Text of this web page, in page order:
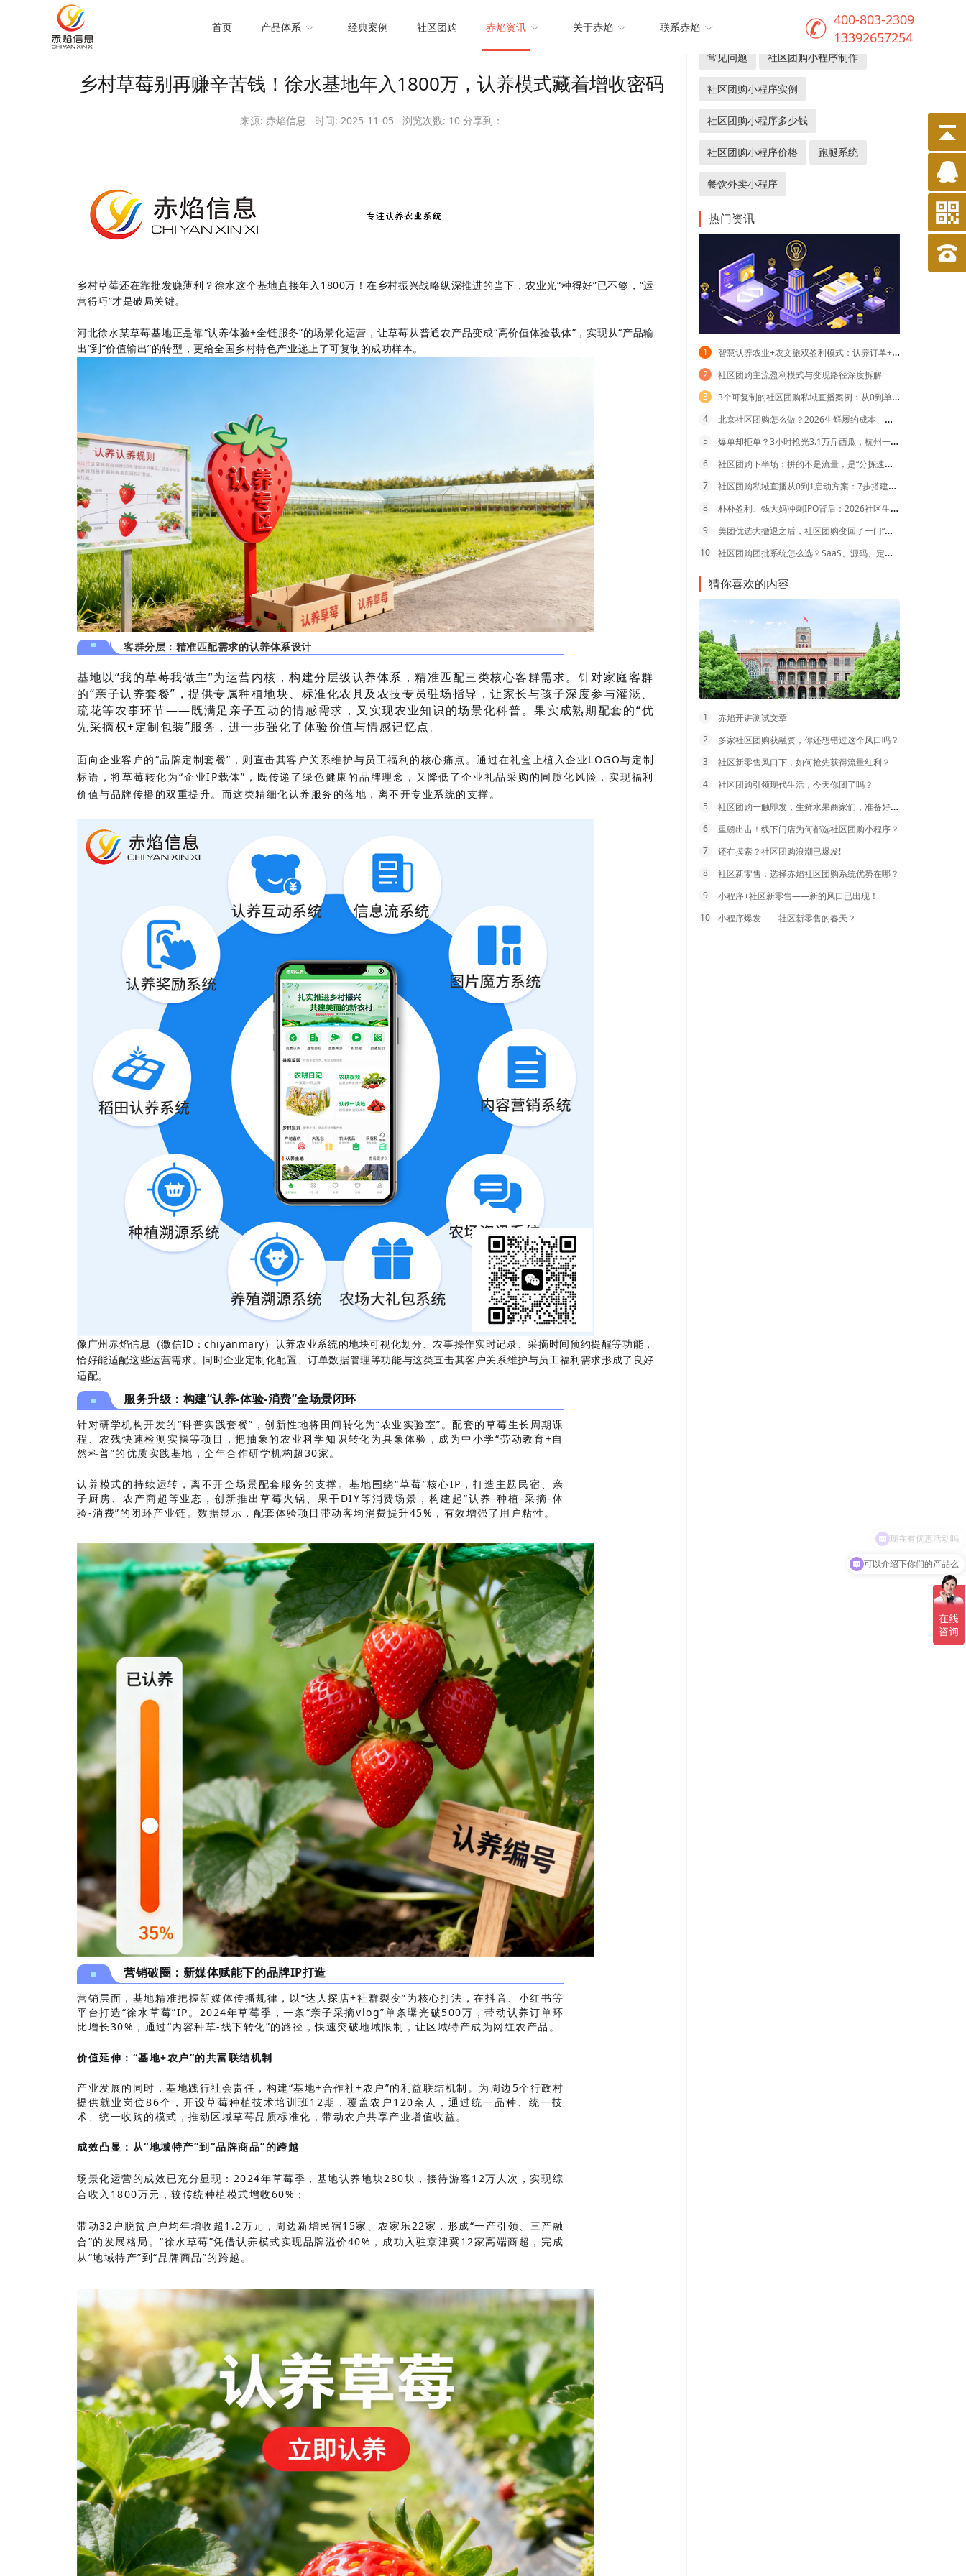
首页 产品体系 经典案例 社区团购 赤焰资讯 关于赤焰 联系赤焰
400-803-2309
13392657254
当前位置： 行业资讯 乡村草莓别再赚辛苦钱！徐水基地年入1800万，认养模式藏着增收密码
乡村草莓别再赚辛苦钱！徐水基地年入1800万，认养模式藏着增收密码
来源: 赤焰信息 时间: 2025-11-05 浏览次数: 10 分享到：
乡村草莓还在靠批发赚薄利？徐水这个基地直接年入1800万！在乡村振兴战略纵深推进的当下，农业光“种得好”已不够，“运
营得巧”才是破局关键。
河北徐水某草莓基地正是靠“认养体验+全链服务”的场景化运营，让草莓从普通农产品变成“高价值体验载体”，实现从“产品输
出”到“价值输出”的转型，更给全国乡村特色产业递上了可复制的成功样本。
客群分层：精准匹配需求的认养体系设计
基地以“我的草莓我做主”为运营内核，构建分层级认养体系，精准匹配三类核心客群需求。针对家庭客群
的“亲子认养套餐”，提供专属种植地块、标准化农具及农技专员驻场指导，让家长与孩子深度参与灌溉、
疏花等农事环节——既满足亲子互动的情感需求，又实现农业知识的场景化科普。果实成熟期配套的“优
先采摘权+定制包装”服务，进一步强化了体验价值与情感记忆点。
面向企业客户的“品牌定制套餐”，则直击其客户关系维护与员工福利的核心痛点。通过在礼盒上植入企业LOGO与定制
标语，将草莓转化为“企业IP载体”，既传递了绿色健康的品牌理念，又降低了企业礼品采购的同质化风险，实现福利
价值与品牌传播的双重提升。而这类精细化认养服务的落地，离不开专业系统的支撑。
像广州赤焰信息（微信ID：chiyanmary）认养农业系统的地块可视化划分、农事操作实时记录、采摘时间预约提醒等功能，
恰好能适配这些运营需求。同时企业定制化配置、订单数据管理等功能与这类直击其客户关系维护与员工福利需求形成了良好
适配。
服务升级：构建“认养-体验-消费”全场景闭环
针对研学机构开发的“科普实践套餐”，创新性地将田间转化为“农业实验室”。配套的草莓生长周期课
程、农残快速检测实操等项目，把抽象的农业科学知识转化为具象体验，成为中小学“劳动教育+自
然科普”的优质实践基地，全年合作研学机构超30家。
认养模式的持续运转，离不开全场景配套服务的支撑。基地围绕“草莓”核心IP，打造主题民宿、亲
子厨房、农产商超等业态，创新推出草莓火锅、果干DIY等消费场景，构建起“认养-种植-采摘-体
验-消费”的闭环产业链。数据显示，配套体验项目带动客均消费提升45%，有效增强了用户粘性。
营销破圈：新媒体赋能下的品牌IP打造
营销层面，基地精准把握新媒体传播规律，以“达人探店+社群裂变”为核心打法，在抖音、小红书等
平台打造“徐水草莓”IP。2024年草莓季，一条“亲子采摘vlog”单条曝光破500万，带动认养订单环
比增长30%，通过“内容种草-线下转化”的路径，快速突破地域限制，让区域特产成为网红农产品。
价值延伸：“基地+农户”的共富联结机制
产业发展的同时，基地践行社会责任，构建“基地+合作社+农户”的利益联结机制。为周边5个行政村
提供就业岗位86个，开设草莓种植技术培训班12期，覆盖农户120余人，通过统一品种、统一技
术、统一收购的模式，推动区域草莓品质标准化，带动农户共享产业增值收益。
成效凸显：从“地域特产”到“品牌商品”的跨越
场景化运营的成效已充分显现：2024年草莓季，基地认养地块280块，接待游客12万人次，实现综
合收入1800万元，较传统种植模式增收60%；
带动32户脱贫户户均年增收超1.2万元，周边新增民宿15家、农家乐22家，形成“一产引领、三产融
合”的发展格局。“徐水草莓”凭借认养模式实现品牌溢价40%，成功入驻京津冀12家高端商超，完成
从“地域特产”到“品牌商品”的跨越。
热门关键词
常见问题 社区团购小程序制作
社区团购小程序实例
社区团购小程序多少钱
社区团购小程序价格 跑腿系统
餐饮外卖小程序
热门资讯
1
智慧认养农业+农文旅双盈利模式：认养订单+文旅客流双重增收路径
2
社区团购主流盈利模式与变现路径深度拆解
3
3个可复制的社区团购私域直播案例：从0到单场破百万，不同业态怎么玩？
4
北京社区团购怎么做？2026生鲜履约成本、区域选择与系统降本指南
5
爆单却拒单？3小时抢光3.1万斤西瓜，杭州一社区西瓜团购暴露的“幸福烦恼”
6
社区团购下半场：拼的不是流量，是“分拣速度”（还有这3个坑）
7
社区团购私域直播从0到1启动方案：7步搭建标准化运营体系
8
朴朴盈利、钱大妈冲刺IPO背后：2026社区生鲜的活路，只剩"店仓一体"与"店+团购枢纽"
9
美团优选大撤退之后，社区团购变回了一门“苦生意”
10
社区团购团批系统怎么选？SaaS、源码、定制三种模式对比与成本测算
猜你喜欢的内容
1
赤焰开讲测试文章
2
多家社区团购获融资，你还想错过这个风口吗？
3
社区新零售风口下，如何抢先获得流量红利？
4
社区团购引领现代生活，今天你团了吗？
5
社区团购一触即发，生鲜水果商家们，准备好没？
6
重磅出击！线下门店为何都选社区团购小程序？
7
还在摸索？社区团购浪潮已爆发!
8
社区新零售：选择赤焰社区团购系统优势在哪？
9
小程序+社区新零售——新的风口已出现！
10
小程序爆发——社区新零售的春天？
可以介绍下你们的产品么